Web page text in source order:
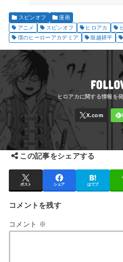
スピンオフ
漫画
アニメ
スピンオフ ヒロアカ
僕のヒーローアカデミア
堀越耕平
この記事をシェアする
ポスト シェア はてブ
コメントを残す
コメント ※